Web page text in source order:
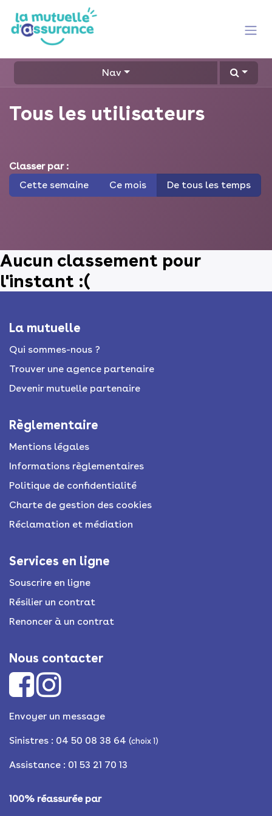
Se rendre au contenu
Nav
Tous les utilisateurs
Classer par :
Cette semaine
Ce mois De tous les temps
Aucun classement pour
l'instant :(
La mutuelle
Qui sommes-nous ?
Trouver une agence partenaire
Devenir mutuelle partenaire
Règlementaire
Mentions légales
Informations règlementaires
Politique de confidentialité
Charte de gestion des cookies
Réclamation et médiation​
Services en ligne
Souscrire en ligne
Résilier un contrat
Renoncer à un contrat
Nous contacter
Envoyer un message
Sinistres : 04 50 08 38 64 (choix 1)
Assistance : 01 53 21 70 13
100% réassurée par